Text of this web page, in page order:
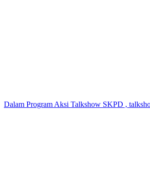
Dalam Program Aksi Talkshow SKPD ,